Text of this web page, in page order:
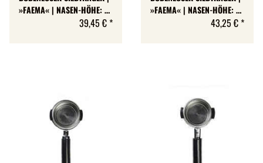
»FAEMA« | NASEN-HÖHE: 7
39,45 € *
»FAEMA« | NASEN-HÖHE: 7
43,25 € *